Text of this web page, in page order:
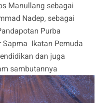
Manullang sebagai
Nadep, sebagai
Purba
Sapma Ikatan Pemuda
dan juga
sambutannya